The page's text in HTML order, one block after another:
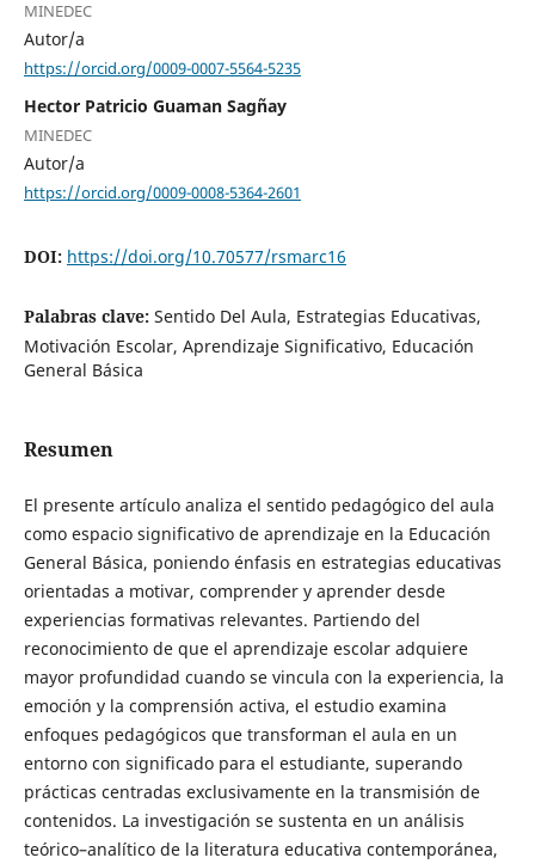
MINEDEC
Autor/a
https://orcid.org/0009-0007-5564-5235
Hector Patricio Guaman Sagñay
MINEDEC
Autor/a
https://orcid.org/0009-0008-5364-2601
DOI: https://doi.org/10.70577/rsmarc16
Palabras clave: Sentido Del Aula, Estrategias Educativas,
Motivación Escolar, Aprendizaje Significativo, Educación
General Básica
Resumen
El presente artículo analiza el sentido pedagógico del aula
como espacio significativo de aprendizaje en la Educación
General Básica, poniendo énfasis en estrategias educativas
orientadas a motivar, comprender y aprender desde
experiencias formativas relevantes. Partiendo del
reconocimiento de que el aprendizaje escolar adquiere
mayor profundidad cuando se vincula con la experiencia, la
emoción y la comprensión activa, el estudio examina
enfoques pedagógicos que transforman el aula en un
entorno con significado para el estudiante, superando
prácticas centradas exclusivamente en la transmisión de
contenidos. La investigación se sustenta en un análisis
teórico–analítico de la literatura educativa contemporánea,